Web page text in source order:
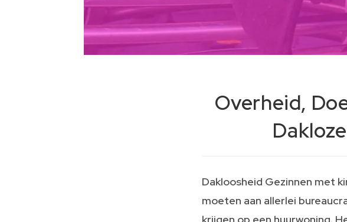
Overheid,
Dakloosheid Gezinnen met
moeten aan allerlei
krijgen op een huurwoning.